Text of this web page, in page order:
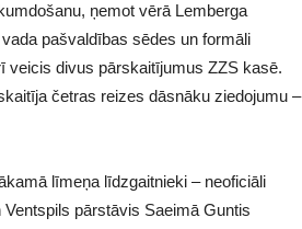
ņemot vērā Lemberga
pašvaldības sēdes un formāli
veicis divus pārskaitījumus ZZS kasē.
četras reizes dāsnāku ziedojumu –
līmeņa līdzgaitnieki – neoficiāli
pārstāvis Saeimā Guntis